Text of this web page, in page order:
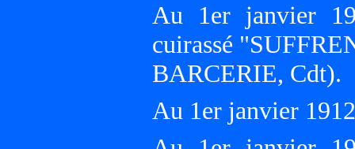
Au 1er janvier
cuirassé
BARCERIE, Cdt).
Au 1er janvier